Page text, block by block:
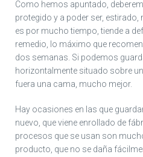
Como hemos apuntado,
protegido y a poder ser, estirado,
es por mucho tiempo, tiende a
remedio, lo máximo que
dos semanas. Si podemos
horizontalmente situado sobre
fuera una cama, mucho mejor.
Hay ocasiones en las que
nuevo, que viene enrollado de
procesos que se usan son
producto, que no se daña